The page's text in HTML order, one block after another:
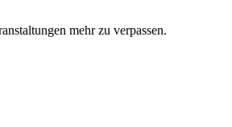
mehr zu verpassen.